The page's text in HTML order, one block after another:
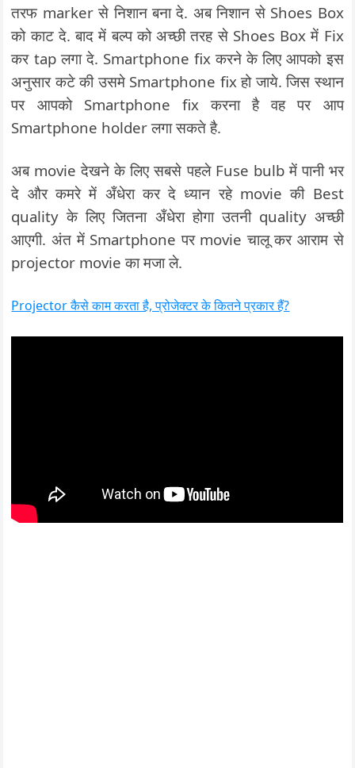
तरफ marker से निशान बना दे. अब निशान से Shoes Box
को काट दे. बाद में बल्प को अच्छी तरह से Shoes Box में Fix
कर tap लगा दे. Smartphone fix करने के लिए आपको इस
अनुसार कटे की उसमे Smartphone fix हो जाये. जिस स्थान
पर आपको Smartphone fix करना है वह पर आप
Smartphone holder लगा सकते है.
अब movie देखने के लिए सबसे पहले Fuse bulb में पानी भर
दे और कमरे में अँधेरा कर दे ध्यान रहे movie की Best
quality के लिए जितना अँधेरा होगा उतनी quality अच्छी
आएगी. अंत में Smartphone पर movie चालू कर आराम से
projector movie का मजा ले.
Projector कैसे काम करता है, प्रोजेक्टर के कितने प्रकार हैं?